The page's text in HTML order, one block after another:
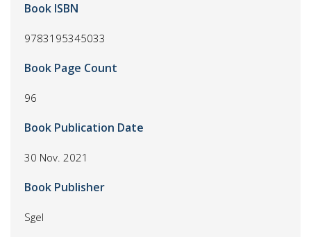
Book ISBN
9783195345033
Book Page Count
96
Book Publication Date
30 Nov. 2021
Book Publisher
Sgel